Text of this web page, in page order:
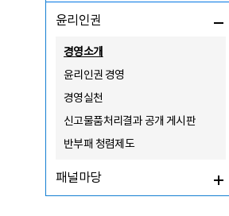
윤리인권
경영소개
윤리인권 경영
경영실천
신고물품처리결과 공개 게시판
반부패 청렴제도
패널마당